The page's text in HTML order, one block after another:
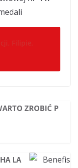
Filipie,
ZROBIĆ P
LA